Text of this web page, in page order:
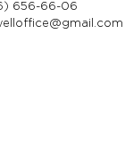
656-66-06